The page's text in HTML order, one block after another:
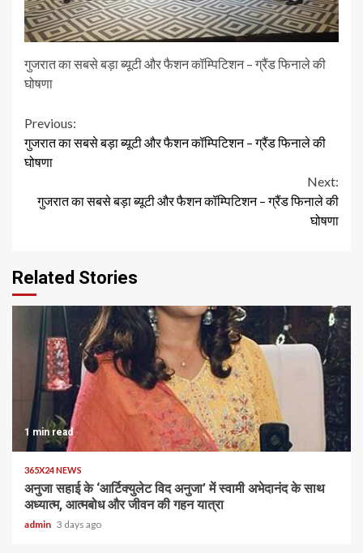
गुजरात का सबसे बड़ा ब्यूटी और फैशन कॉम्पिटिशन – ग्रैंड फिनाले की
घोषणा
Continue
Reading
Previous:
गुजरात का सबसे बड़ा ब्यूटी और फैशन कॉम्पिटिशन – ग्रैंड फिनाले की
घोषणा
Next:
गुजरात का सबसे बड़ा ब्यूटी और फैशन कॉम्पिटिशन – ग्रैंड फिनाले की
घोषणा
Related Stories
1 min read
365X24 NEWS
अनुजा सहाई के ‘आर्टिक्युलेट विद अनुजा’ में स्वामी अभेदानंद के साथ
अध्यात्म, आत्मबोध और जीवन की गहन यात्रा
admin 3 days ago